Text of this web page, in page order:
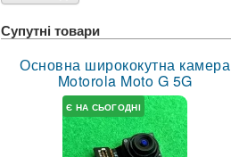
Супутні товари
Основна ширококутна камера
Motorola Moto G 5G
Є НА СЬОГОДНІ